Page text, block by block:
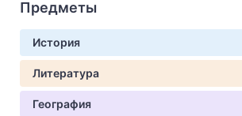
Предметы
История
Литература
География